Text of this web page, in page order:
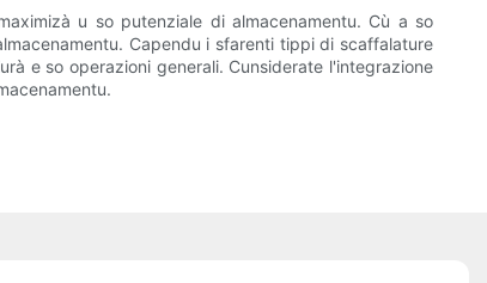
u so putenziale di almacenamentu. Cù a so
Capendu i sfarenti tippi di scaffalature
e so operazioni generali. Cunsiderate l'integrazione